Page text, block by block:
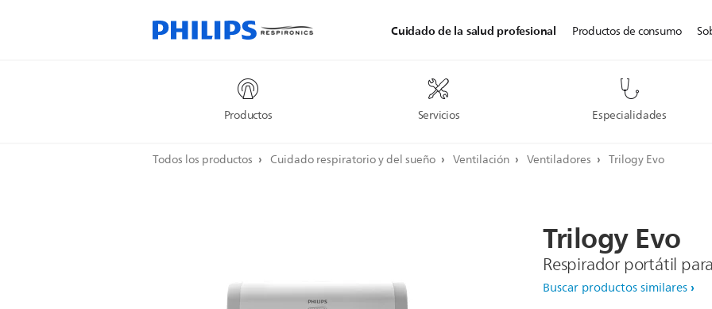
Cuidado de la salud profesional
Productos Servicios Especialidades
Productos de consumo
Todos los productos Cuidado respiratorio y del sueño Ventilación Ventiladores Trilogy Evo
TrilogyEvo
Respirador portátil
Buscar productos similares